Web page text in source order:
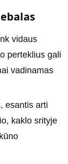
vidaus
perteklius gali
vadinamas
esantis arti
kaklo srityje